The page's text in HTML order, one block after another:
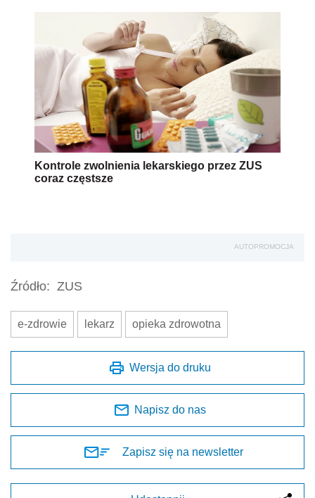
Kontrole zwolnienia lekarskiego przez ZUS
coraz częstsze
AUTOPROMOCJA
Źródło: ZUS
e-zdrowie lekarz opieka zdrowotna
Wersja do druku
Napisz do nas
Zapisz się na newsletter